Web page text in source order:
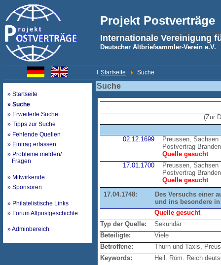
Projekt Postverträge
Internationale Vereinigung
Deutscher Altbriefsammler-Verein e.V.
Startseite Suche
» Startseite
» Suche
» Erweiterte Suche
» Tipps zur Suche
» Fehlende Quellen
» Eintrag erfassen
» Probleme melden/
Fragen
» Mitwirkende
» Sponsoren
» Philatelistische Links
» Forum Altpostgeschichte
» Adminbereich
Suche
(Zur
02.12.1699
Preussen, Sachsen
Postvertrag
Quelle gesucht
17.01.1700
Preussen, Sachsen
Postvertrag
Quelle gesucht
17.04.1748:
Des Versuchs einer
und ins besondere
Quelle gesucht
Typ der Quelle:
Sekundär
Beteiligte:
Viele
Betroffene:
Thurn und Taxis,
Keywords:
Heil. Röm. Reich